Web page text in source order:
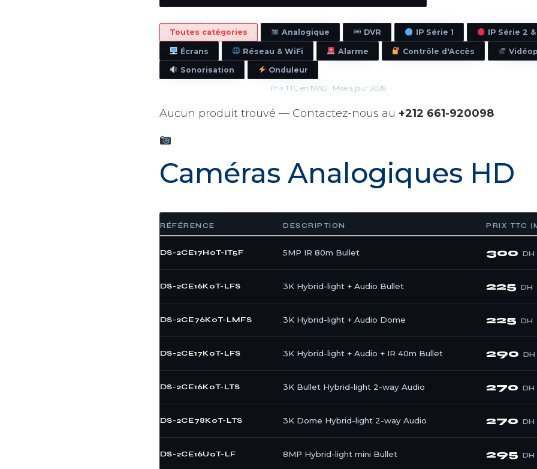
Toutes catégories Analogique DVR IP Série 1 IP Série 2
Écrans Réseau & WiFi Alarme Contrôle d'Accès
Sonorisation Onduleur
Prix TTC en MAD · Mise à jour 2026
Aucun produit trouvé — Contactez-nous au +212 661-920098
Caméras Analogiques HD
RÉFÉRENCE DESCRIPTION PRIX TTC
DS-2CE17H0T-IT5F 5MP IR 80m Bullet 300 DH
DS-2CE16K0T-LFS 3K Hybrid-light + Audio Bullet 225 DH
DS-2CE76K0T-LMFS 3K Hybrid-light + Audio Dome 225 DH
DS-2CE17K0T-LFS 3K Hybrid-light + Audio + IR 40m Bullet 290 DH
DS-2CE16K0T-LTS 3K Bullet Hybrid-light 2-way Audio 270 DH
DS-2CE78K0T-LTS 3K Dome Hybrid-light 2-way Audio 270 DH
DS-2CE16U0T-LF 8MP Hybrid-light mini Bullet 295 DH